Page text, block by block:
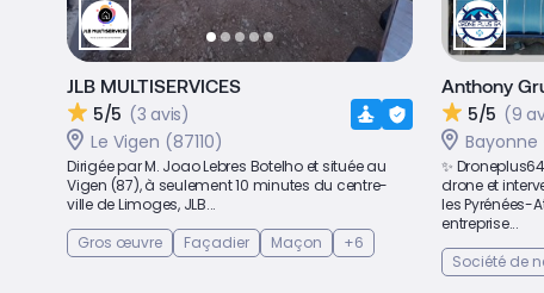
JLB MULTISERVICES
5/5 (3 avis)
Le Vigen (87110)
Dirigée par M. Joao Lebres Botelho et située au
Vigen (87), à seulement 10 minutes du centre-
ville de Limoges, JLB...
Gros œuvre
Façadier Maçon +6
Anthony
5/5 (9
Bayonne
✨
drone et
les Pyrénées-
entreprise...
Société de